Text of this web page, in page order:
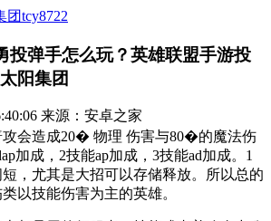
团tcy8722
投弹手怎么玩？英雄联盟手游投
阳集团
来源：安卓之家
攻会造成20� 物理 伤害与80�的魔法伤
加成，2技能ap加成，3技能ad加成。1
，尤其是大招可以存储释放。所以总的
以技能伤害为主的英雄。